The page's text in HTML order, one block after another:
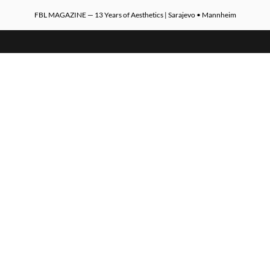
FBL MAGAZINE — 13 Years of Aesthetics | Sarajevo • Mannheim